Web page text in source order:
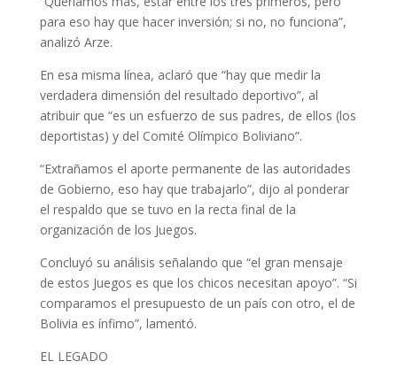
para eso hay que hacer inversión; si no, no funciona”,
analizó Arze.
En esa misma línea, aclaró que “hay que medir la
verdadera dimensión del resultado deportivo”, al
atribuir que “es un esfuerzo de sus padres, de ellos (los
deportistas) y del Comité Olímpico Boliviano”.
“Extrañamos el aporte permanente de las autoridades
de Gobierno, eso hay que trabajarlo”, dijo al ponderar
el respaldo que se tuvo en la recta final de la
organización de los Juegos.
Concluyó su análisis señalando que “el gran mensaje
de estos Juegos es que los chicos necesitan apoyo”. “Si
comparamos el presupuesto de un país con otro, el de
Bolivia es ínfimo”, lamentó.
EL LEGADO